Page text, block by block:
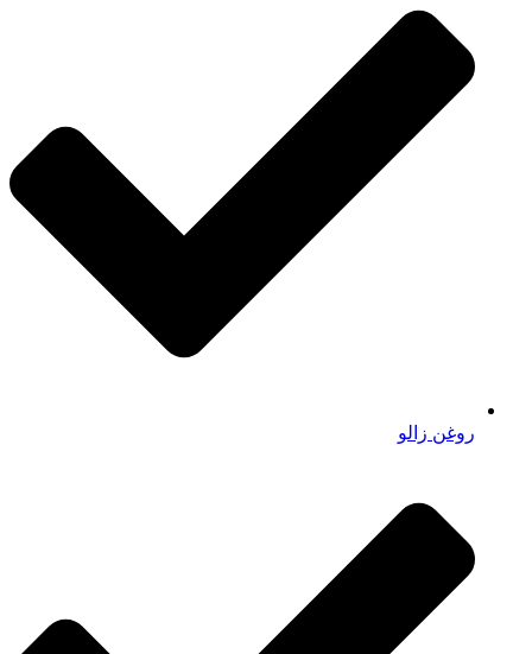
روغن زالو